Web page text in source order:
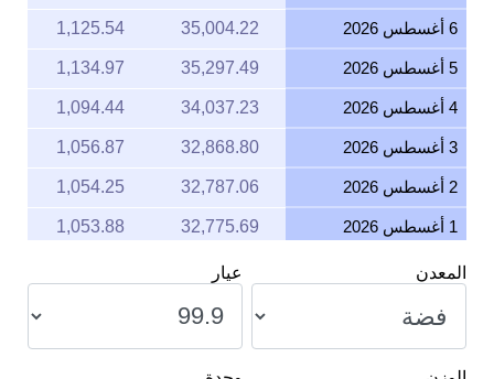
6 أغسطس 2026 35,004.22
1,125.54
5 أغسطس 2026 35,297.49
1,134.97
4 أغسطس 2026 34,037.23
1,094.44
3 أغسطس 2026 32,868.80
1,056.87
2 أغسطس 2026 32,787.06
1,054.25
1 أغسطس 2026 32,775.69
1,053.88
32,913.28
30 يوليو 2026 33,431.40
29 يوليو 2026 33,331.44
1,071.75
المعدن عيار